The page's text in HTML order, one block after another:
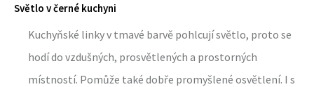
Světlo v černé kuchyni
Kuchyňské linky v tmavé barvě pohlcují světlo, proto se
hodí do vzdušných, prosvětlených a prostorných
místností. Pomůže také dobře promyšlené osvětlení. I s